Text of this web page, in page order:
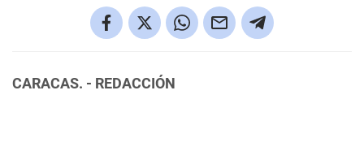
CARACAS. - REDACCIÓN